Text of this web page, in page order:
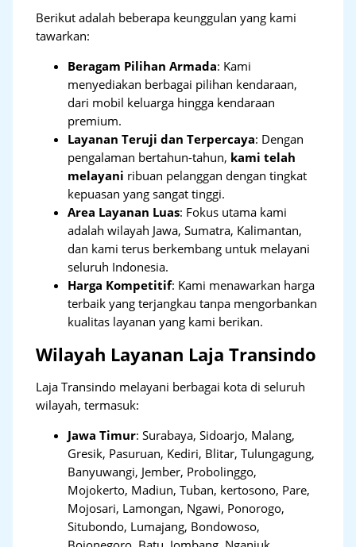
Berikut adalah beberapa keunggulan yang kami
tawarkan:
Beragam Pilihan Armada: Kami
menyediakan berbagai pilihan kendaraan,
dari mobil keluarga hingga kendaraan
premium.
Layanan Teruji dan Terpercaya: Dengan
pengalaman bertahun-tahun, kami telah
melayani ribuan pelanggan dengan tingkat
kepuasan yang sangat tinggi.
Area Layanan Luas: Fokus utama kami
adalah wilayah Jawa, Sumatra, Kalimantan,
dan kami terus berkembang untuk melayani
seluruh Indonesia.
Harga Kompetitif: Kami menawarkan harga
terbaik yang terjangkau tanpa mengorbankan
kualitas layanan yang kami berikan.
Wilayah Layanan Laja Transindo
Laja Transindo melayani berbagai kota di seluruh
wilayah, termasuk:
Jawa Timur:Surabaya, Sidoarjo, Malang,
Gresik, Pasuruan, Kediri, Blitar, Tulungagung,
Banyuwangi, Jember, Probolinggo,
Mojokerto, Madiun, Tuban, kertosono, Pare,
Mojosari, Lamongan, Ngawi, Ponorogo,
Situbondo, Lumajang, Bondowoso,